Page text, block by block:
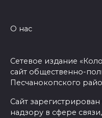
О нас
Сетевое издание
сайт общественно-
Песчанокопского
Сайт
надзору в сфере